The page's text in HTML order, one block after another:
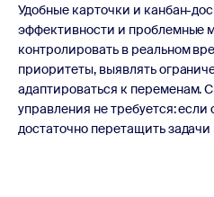
Удобные карточки и канбан-
эффективности и проблемные
контролировать в реальном
приоритеты, выявлять
адаптироваться к переменам.
управления не требуется:
достаточно перетащить задачи